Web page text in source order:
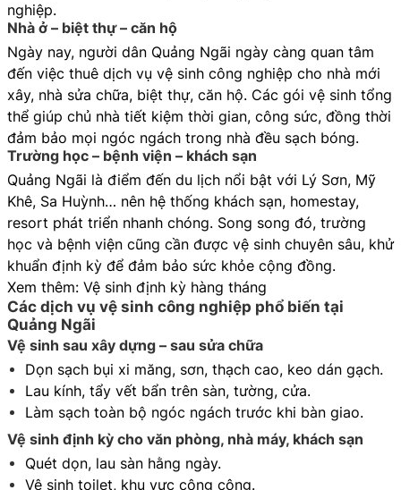
nghiệp.
Nhà ở – biệt thự – căn hộ
Ngày nay, người dân Quảng Ngãi ngày càng quan tâm
đến việc thuê dịch vụ vệ sinh công nghiệp cho nhà mới
xây, nhà sửa chữa, biệt thự, căn hộ. Các gói vệ sinh tổng
thể giúp chủ nhà tiết kiệm thời gian, công sức, đồng thời
đảm bảo mọi ngóc ngách trong nhà đều sạch bóng.
Trường học – bệnh viện – khách sạn
Quảng Ngãi là điểm đến du lịch nổi bật với Lý Sơn, Mỹ
Khê, Sa Huỳnh… nên hệ thống khách sạn, homestay,
resort phát triển nhanh chóng. Song song đó, trường
học và bệnh viện cũng cần được vệ sinh chuyên sâu, khử
khuẩn định kỳ để đảm bảo sức khỏe cộng đồng.
Xem thêm: Vệ sinh định kỳ hàng tháng
Các dịch vụ vệ sinh công nghiệp phổ biến tại
Quảng Ngãi
Vệ sinh sau xây dựng – sau sửa chữa
Dọn sạch bụi xi măng, sơn, thạch cao, keo dán gạch.
Lau kính, tẩy vết bẩn trên sàn, tường, cửa.
Làm sạch toàn bộ ngóc ngách trước khi bàn giao.
Vệ sinh định kỳ cho văn phòng, nhà máy, khách sạn
Quét dọn, lau sàn hằng ngày.
Vệ sinh toilet, khu vực công cộng.